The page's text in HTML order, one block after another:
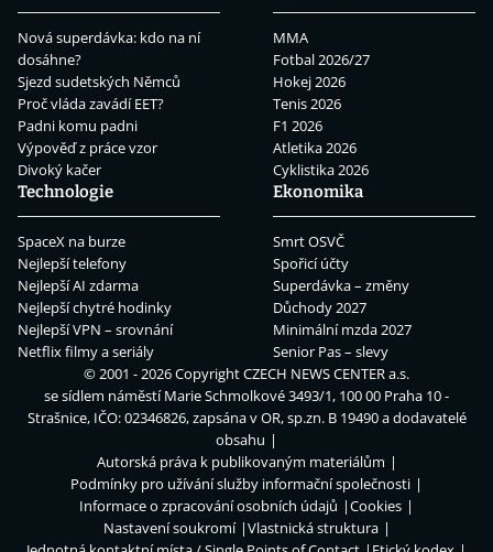
Nová superdávka: kdo na ní
dosáhne?
Sjezd sudetských Němců
Proč vláda zavádí EET?
Padni komu padni
Výpověď z práce vzor
Divoký kačer
MMA
Fotbal 2026/27
Hokej 2026
Tenis 2026
F1 2026
Atletika 2026
Cyklistika 2026
Technologie
SpaceX na burze
Nejlepší telefony
Nejlepší AI zdarma
Nejlepší chytré hodinky
Nejlepší VPN – srovnání
Netflix filmy a seriály
Ekonomika
Smrt OSVČ
Spořicí účty
Superdávka – změny
Důchody 2027
Minimální mzda 2027
Senior Pas – slevy
© 2001 - 2026 CopyrightCZECH NEWS CENTER a.s.
se sídlem náměstí Marie Schmolkové 3493/1, 100 00 Praha 10 -
Strašnice, IČO: 02346826, zapsána v OR, sp.zn. B 19490 a dodavatelé
obsahu
Autorská práva k publikovaným materiálům
Podmínky pro užívání služby informační společnosti
Informace o zpracování osobních údajů
Cookies
Nastavení soukromí
Vlastnická struktura